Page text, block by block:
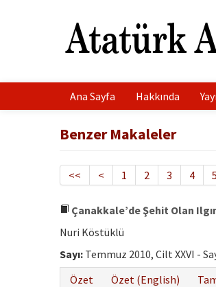
Ana Sayfa Hakkında
Benzer Makaleler
<< < 1 2 3 4 5
Çanakkale’de Şehit Olan
Nuri Köstüklü
Sayı: Temmuz 2010, Cilt XXVI -
Özet
Özet (English)